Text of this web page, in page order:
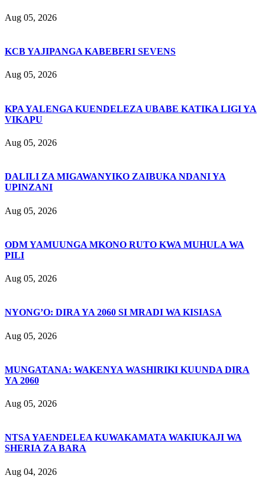
Aug 05, 2026
KCB YAJIPANGA KABEBERI SEVENS
Aug 05, 2026
KPA YALENGA KUENDELEZA UBABE KATIKA LIGI YA
VIKAPU
Aug 05, 2026
DALILI ZA MIGAWANYIKO ZAIBUKA NDANI YA
UPINZANI
Aug 05, 2026
ODM YAMUUNGA MKONO RUTO KWA MUHULA WA
PILI
Aug 05, 2026
NYONG’O: DIRA YA 2060 SI MRADI WA KISIASA
Aug 05, 2026
MUNGATANA: WAKENYA WASHIRIKI KUUNDA DIRA
YA 2060
Aug 05, 2026
NTSA YAENDELEA KUWAKAMATA WAKIUKAJI WA
SHERIA ZA BARA
Aug 04, 2026